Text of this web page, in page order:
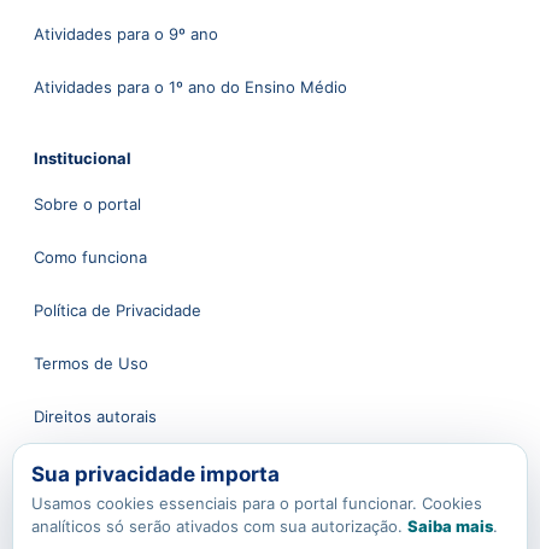
Atividades para o 9º ano
Atividades para o 1º ano do Ensino Médio
Institucional
Sobre o portal
Como funciona
Política de Privacidade
Termos de Uso
Direitos autorais
Atendimento
Fale conosco
Sua privacidade importa
Usamos cookies essenciais para o portal funcionar. Cookies
analíticos só serão ativados com sua autorização. Saiba mais.